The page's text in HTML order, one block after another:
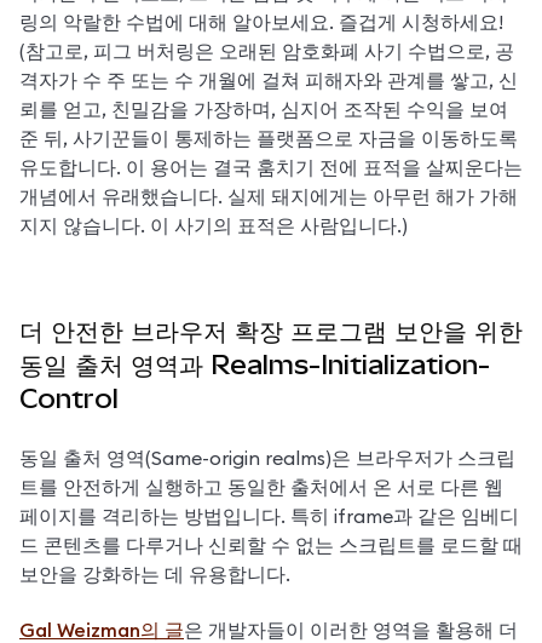
링의 악랄한 수법에 대해 알아보세요. 즐겁게 시청하세요!
(참고로, 피그 버처링은 오래된 암호화폐 사기 수법으로, 공
격자가 수 주 또는 수 개월에 걸쳐 피해자와 관계를 쌓고, 신
뢰를 얻고, 친밀감을 가장하며, 심지어 조작된 수익을 보여
준 뒤, 사기꾼들이 통제하는 플랫폼으로 자금을 이동하도록
유도합니다. 이 용어는 결국 훔치기 전에 표적을 살찌운다는
개념에서 유래했습니다. 실제 돼지에게는 아무런 해가 가해
지지 않습니다. 이 사기의 표적은 사람입니다.)
더 안전한 브라우저 확장 프로그램 보안을 위한
동일 출처 영역과 Realms-Initialization-
Control
동일 출처 영역(Same-origin realms)은 브라우저가 스크립
트를 안전하게 실행하고 동일한 출처에서 온 서로 다른 웹
페이지를 격리하는 방법입니다. 특히 iframe과 같은 임베디
드 콘텐츠를 다루거나 신뢰할 수 없는 스크립트를 로드할 때
보안을 강화하는 데 유용합니다.
Gal Weizman의 글은 개발자들이 이러한 영역을 활용해 더